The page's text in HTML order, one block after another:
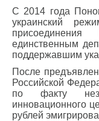
С 2014 года
украинский
единственным
поддержавшим
После
Российской
по факту
инновационного
рублей